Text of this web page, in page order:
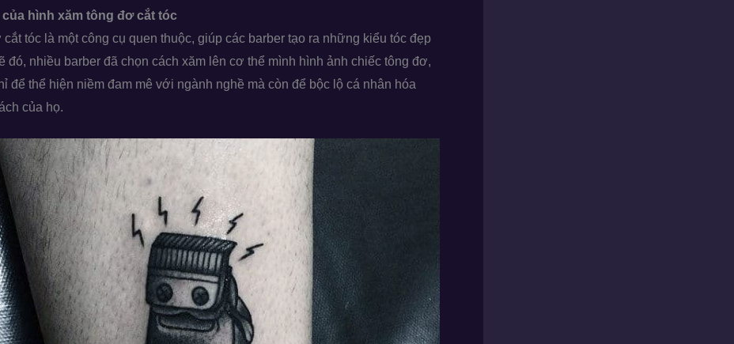
của hình xăm tông đơ cắt tóc
tóc là một công cụ quen thuộc, giúp các barber tạo ra những kiểu tóc đẹp
đó, nhiều barber đã chọn cách xăm lên cơ thể mình hình ảnh chiếc tông đơ,
để thể hiện niềm đam mê với ngành nghề mà còn để bộc lộ cá nhân hóa
của họ.